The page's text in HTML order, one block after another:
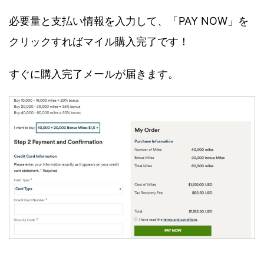
必要量と支払い情報を入力して、「PAY NOW」を
クリックすればマイル購入完了です！
すぐに購入完了メールが届きます。